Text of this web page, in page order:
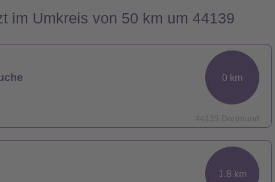
im Umkreis von 50 km um 44139
0 km
44139 Dortmund
1.8 km